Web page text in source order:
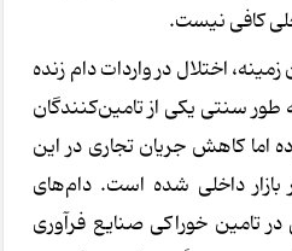
کافی نیست.
اختلال در واردات دام زنده
سنتی یکی از تامین‌کنندگان
اما کاهش جریان تجاری در این
داخلی شده است. دام‌های
تامین خوراکی صنایع فرآوری